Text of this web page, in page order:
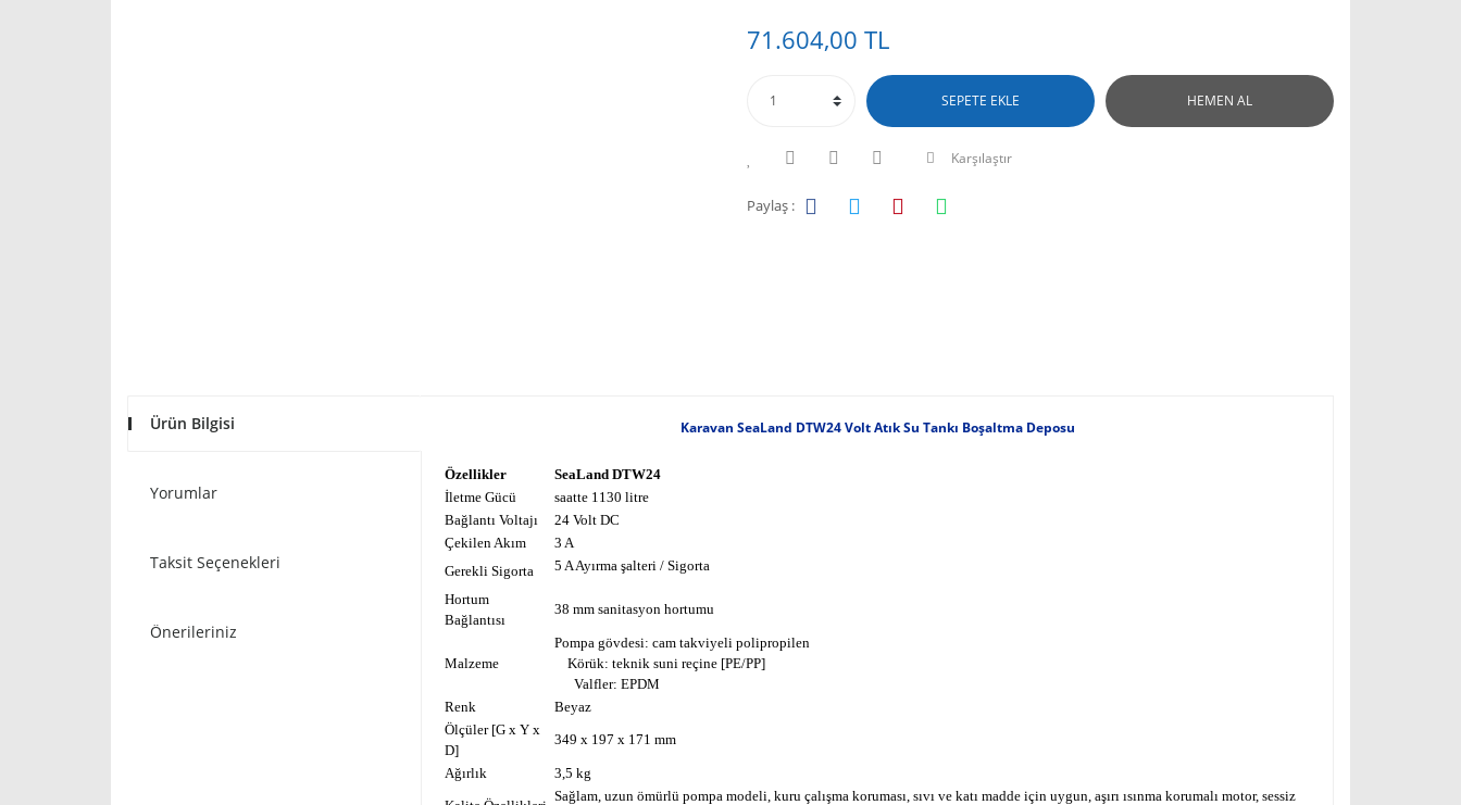
71.604,00 TL
SEPETE EKLE HEMEN AL
Karşılaştır
Paylaş :
Ürün Bilgisi
Yorumlar
Taksit Seçenekleri
Önerileriniz
Karavan SeaLand DTW24 Volt Atık Su Tankı Boşaltma Deposu
Özellikler
SeaLand DTW24
İletme Gücü
saatte 1130 litre
Bağlantı Voltajı
24 Volt DC
Çekilen Akım
3 A
Gerekli Sigorta
5 A Ayırma şalteri / Sigorta
Hortum
Bağlantısı
38 mm sanitasyon hortumu
Malzeme
Pompa gövdesi: cam takviyeli polipropilen
Körük: teknik suni reçine [PE/PP]
Valfler: EPDM
Renk
Beyaz
Ölçüler [G x Y x
D]
349 x 197 x 171 mm
Ağırlık
3,5 kg
Sağlam, uzun ömürlü pompa modeli, kuru çalışma koruması, sıvı ve katı madde için uygun, aşırı ısınma korumalı motor, sessiz